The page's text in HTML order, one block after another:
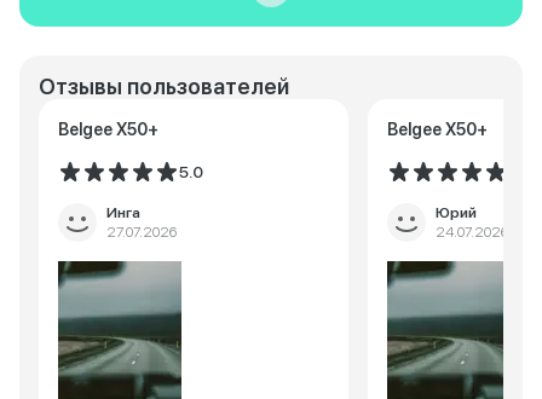
Отзывы пользователей
Belgee X50+
5.0
Инга
27.07.2026
Belgee X50+
Юрий
24.07.2026